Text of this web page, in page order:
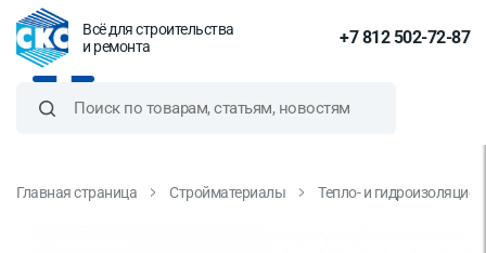
Всё для строительства
и ремонта
+7 812 502-72-87
Главная страница Стройматериалы Тепло- и